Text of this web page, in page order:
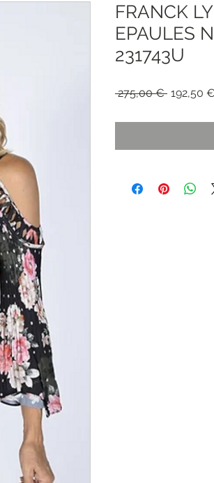
FRANCK
EPAULES
231743U
275,00 € Precio
192,50 €